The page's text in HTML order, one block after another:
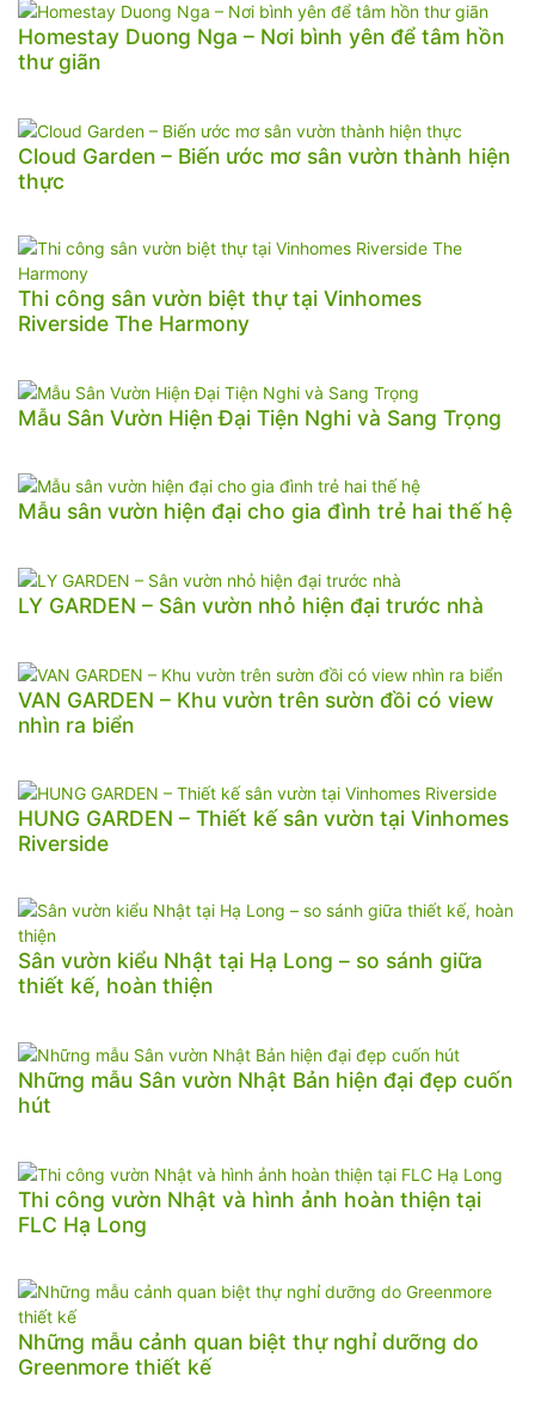
Homestay Duong Nga – Nơi bình yên để tâm hồn
thư giãn
Cloud Garden – Biến ước mơ sân vườn thành hiện
thực
Thi công sân vườn biệt thự tại Vinhomes
Riverside The Harmony
Mẫu Sân Vườn Hiện Đại Tiện Nghi và Sang Trọng
Mẫu sân vườn hiện đại cho gia đình trẻ hai thế hệ
LY GARDEN – Sân vườn nhỏ hiện đại trước nhà
VAN GARDEN – Khu vườn trên sườn đồi có view
nhìn ra biển
HUNG GARDEN – Thiết kế sân vườn tại Vinhomes
Riverside
Sân vườn kiểu Nhật tại Hạ Long – so sánh giữa
thiết kế, hoàn thiện
Những mẫu Sân vườn Nhật Bản hiện đại đẹp cuốn
hút
Thi công vườn Nhật và hình ảnh hoàn thiện tại
FLC Hạ Long
Những mẫu cảnh quan biệt thự nghỉ dưỡng do
Greenmore thiết kế